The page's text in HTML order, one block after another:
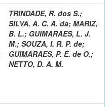
TRINDADE, R. dos S.;
SILVA, A. C. A. da; MARIZ,
B. L.; GUIMARAES, L. J.
M.; SOUZA, I. R. P. de;
GUIMARAES, P. E. de O.;
NETTO, D. A. M.